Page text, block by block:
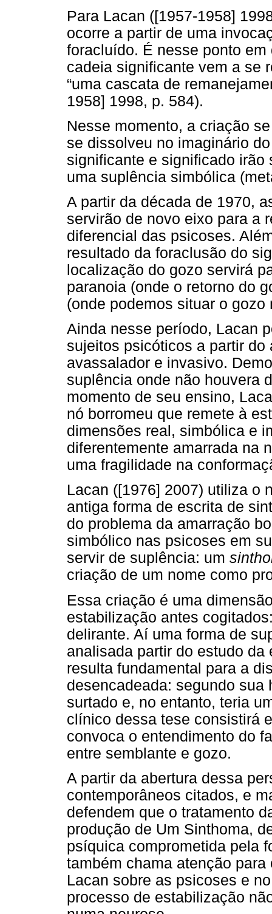
Para Lacan ([1957-1958]
ocorre a partir de uma
foracluído. É nesse ponto
cadeia significante vem a se
“uma cascata de
1958] 1998, p. 584).
Nesse momento, a criação
se dissolveu no imaginário
significante e significado irão
uma suplência simbólica
A partir da década de 1970,
servirão de novo eixo para a
diferencial das psicoses.
resultado da foraclusão do
localização do gozo servirá
paranoia (onde o retorno do
(onde podemos situar o gozo
Ainda nesse período, Lacan
sujeitos psicóticos a partir
avassalador e invasivo.
suplência onde não houvera
momento de seu ensino,
nó borromeu que remete à
dimensões real, simbólica e
diferentemente amarrada na
uma fragilidade na
Lacan ([1976] 2007) utiliza o
antiga forma de escrita de
do problema da amarração
simbólico nas psicoses em
servir de suplência: um
criação de um nome como
Essa criação é uma
estabilização antes
delirante. Aí uma forma de
analisada partir do estudo
resulta fundamental para a
desencadeada: segundo
surtado e, no entanto, teria
clínico dessa tese consistirá
convoca o entendimento do
entre semblante e gozo.
A partir da abertura dessa
contemporâneos citados, e
defendem que o tratamento
produção de Um Sinthoma,
psíquica comprometida pela
também chama atenção
Lacan sobre as psicoses e
processo de estabilização